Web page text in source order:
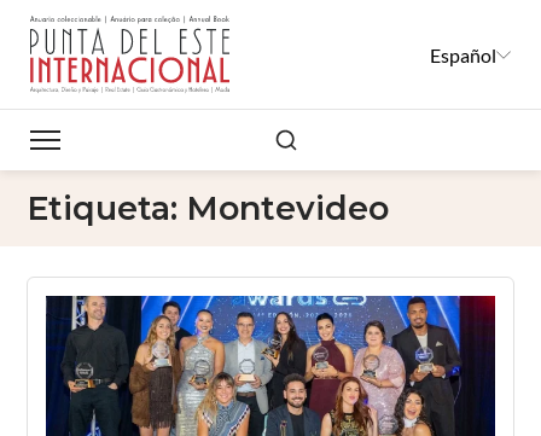
Español
Buscar
Etiqueta: Montevideo